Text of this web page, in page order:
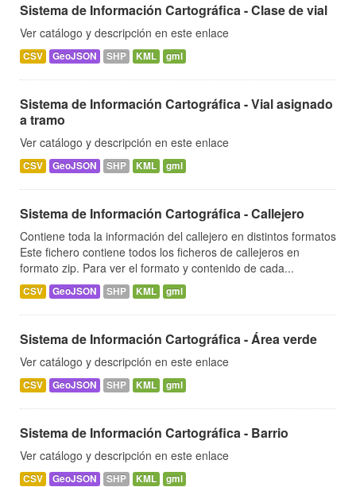
Sistema de Información Cartográfica - Clase de vial
Ver catálogo y descripción en este enlace
CSV GeoJSON SHP KML gml
Sistema de Información Cartográfica - Vial asignado
a tramo
Ver catálogo y descripción en este enlace
CSV GeoJSON SHP KML gml
Sistema de Información Cartográfica - Callejero
Contiene toda la información del callejero en distintos formatos
Este fichero contiene todos los ficheros de callejeros en
formato zip. Para ver el formato y contenido de cada...
CSV GeoJSON SHP KML gml
Sistema de Información Cartográfica - Área verde
Ver catálogo y descripción en este enlace
CSV GeoJSON SHP KML gml
Sistema de Información Cartográfica - Barrio
Ver catálogo y descripción en este enlace
CSV GeoJSON SHP KML gml